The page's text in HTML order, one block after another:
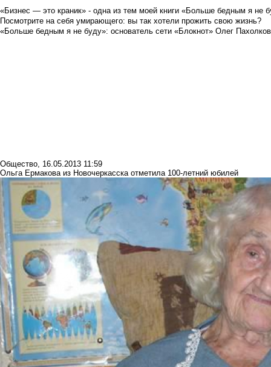
«Бизнес — это краник» - одна из тем моей книги «Больше бедным я не
Посмотрите на себя умирающего: вы так хотели прожить свою жизнь?
«Больше бедным я не буду»: основатель сети «Блокнот» Олег Пахолков
Общество, 16.05.2013 11:59
Ольга Ермакова из Новочеркасска отметила 100-летний юбилей